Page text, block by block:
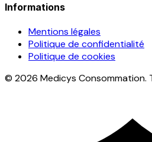
Informations
Mentions légales
Politique de confidentialité
Politique de cookies
© 2026 Medicys Consommation.